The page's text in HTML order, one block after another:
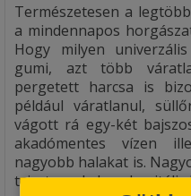
Természetesen a
a mindennapos
Hogy milyen
gumi, azt több
pergetett harcsa is
például váratlanul,
vágott rá egy-két
akadómentes vízen
nagyobb halakat is.
tviszternek, ha a